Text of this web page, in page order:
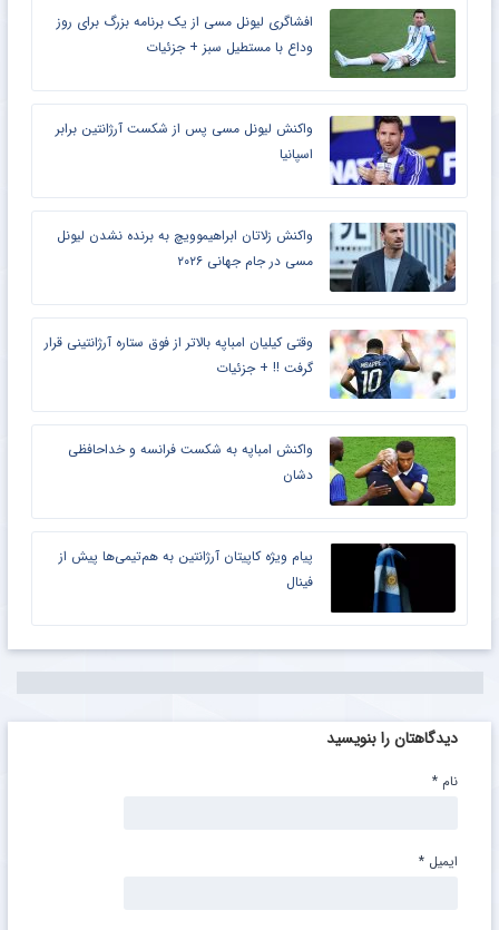
افشاگری لیونل مسی از یک برنامه بزرگ برای روز
وداع با مستطیل سبز + جزئیات
واکنش لیونل مسی پس از شکست آرژانتین برابر
اسپانیا
واکنش زلاتان ابراهیموویچ به برنده نشدن لیونل
مسی در جام جهانی ۲۰۲۶
وقتی کیلیان امباپه بالاتر از فوق ستاره آرژانتینی قرار
گرفت !! + جزئیات
واکنش امباپه به شکست فرانسه و خداحافظی
دشان
پیام ویژه کاپیتان آرژانتین به هم‌تیمی‌ها پیش از
فینال
دیدگاهتان را بنویسید
نام *
ایمیل *